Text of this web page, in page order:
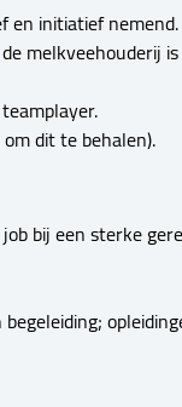
en initiatief nemend.
melkveehouderij
dit te behalen).
bij een sterke